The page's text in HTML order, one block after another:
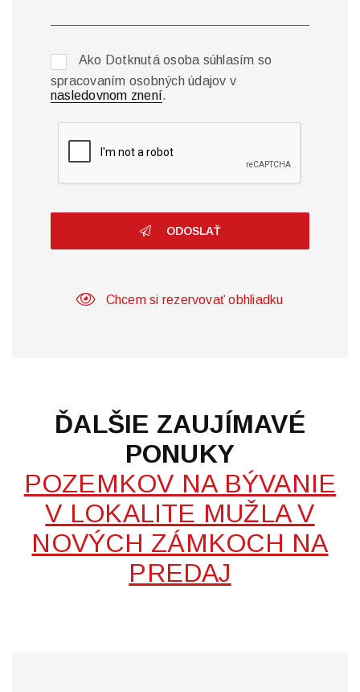
Ako Dotknutá osoba súhlasím so
spracovaním osobných údajov v
nasledovnom znení.
ODOSLAŤ
Chcem si rezervovať obhliadku
ĎALŠIE ZAUJÍMAVÉ
PONUKY
POZEMKOV NA BÝVANIE
V LOKALITE MUŽLA V
NOVÝCH ZÁMKOCH NA
PREDAJ